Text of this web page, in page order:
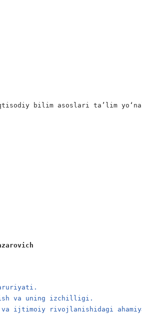
bilim asoslari ta’lim
va uning izchilligi.
va ijtimoiy rivojlanishidagi